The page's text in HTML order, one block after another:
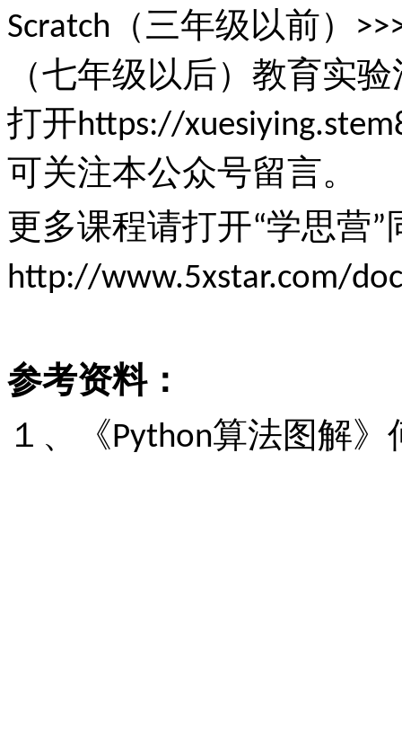
Scratch （三年级以前）
（七年级以后）教育实
打开https://
可关注本公众号留言。
更多课程请打开“学思营”
http://www.5xstar.com/
参考资料：
１、《Python算法图解